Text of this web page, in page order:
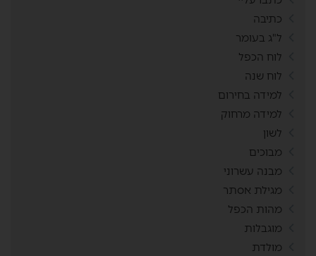
כתיבה
ל"ג בעומר
לוח הכפל
לוח שנה
למידה בחירום
למידה מרחוק
לשון
מבוכים
מבנה עשרוני
מגילת אסתר
מהות הכפל
מוגבלות
מולדת